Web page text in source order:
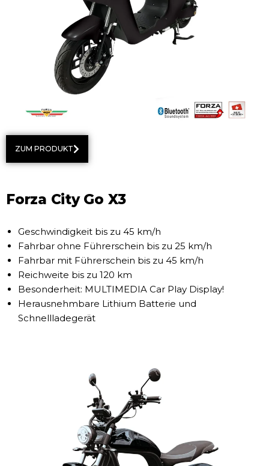
ZUM PRODUKT
Forza City Go X3
Geschwindigkeit bis zu 45 km/h
Fahrbar ohne Führerschein bis zu 25 km/h
Fahrbar mit Führerschein bis zu 45 km/h
Reichweite bis zu 120 km
Besonderheit: MULTIMEDIA Car Play Display!
Herausnehmbare Lithium Batterie und
Schnellladegerät